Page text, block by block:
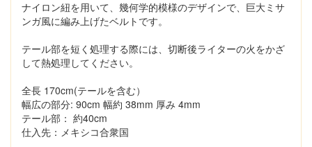
ナイロン紐を用いて、幾何学的模様のデザインで、巨大ミサ
ンガ風に編み上げたベルトです。
テール部を短く処理する際には、切断後ライターの火をかざ
して熱処理してください。
全長 170cm(テールを含む）
幅広の部分: 90cm 幅約 38mm 厚み 4mm
テール部： 約40cm
仕入先：メキシコ合衆国